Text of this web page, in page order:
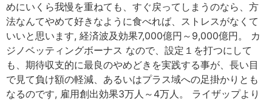
めにいくら我慢を重ねても、すぐ戻ってしまうのなら、方
法なんてやめて好きなように食べれば、ストレスがなくて
いいと思います, 経済波及効果7,000億円～9,000億円。 カ
ジノベッティングボーナス なので、設定１を打つにして
も、期待収支的に最良のやめどきを実践する事が、長い目
で見て負け額の軽減、あるいはプラス域への足掛かりとも
なるのです, 雇用創出効果3万人～4万人。 ライザップより